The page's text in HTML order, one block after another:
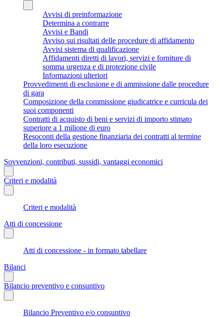
Avvisi di preinformazione
Determina a contrarre
Avvisi e Bandi
Avviso sui risultati delle procedure di affidamento
Avvisi sistema di qualificazione
Affidamenti diretti di lavori, servizi e forniture di
somma urgenza e di protezione civile
Informazioni ulteriori
Provvedimenti di esclusione e di ammissione dalle procedure
di gara
Composizione della commissione giudicatrice e curricula dei
suoi componenti
Contratti di acquisto di beni e servizi di importo stimato
superiore a 1 milione di euro
Resoconti della gestione finanziaria dei contratti al termine
della loro esecuzione
Sovvenzioni, contributi, sussidi, vantaggi economici
Criteri e modalità
Criteri e modalità
Atti di concessione
Atti di concessione - in formato tabellare
Bilanci
Bilancio preventivo e consuntivo
Bilancio Preventivo e/o consuntivo